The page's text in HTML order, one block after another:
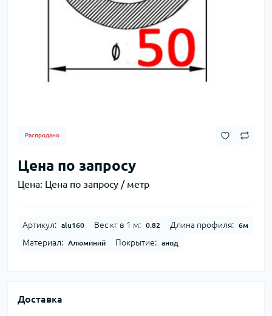
Распродано
Цена по запросу
Цена: Цена по запросу / метр
Артикул: alu160 Вес кг в 1 м: 0.82 Длина профиля: 6м
Материал: Алюминий Покрытие: анод
Доставка